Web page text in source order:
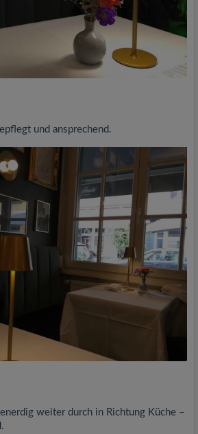
und ansprechend.
weiter durch in Richtung Küche –